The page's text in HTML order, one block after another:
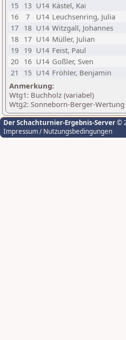
15 13 U14 Kästel, Kai
16
7 U14 Leuchsenring, Julia
17 18 U14 Witzgall, Johannes
18 17 U14 Müller, Julian
19 19 U14 Feist, Paul
20 16 U14 Goßler, Sven
21
15 U14 Fröhler, Benjamin
Anmerkung:
Wtg1: Buchholz (variabel)
Wtg2: Sonneborn-Berger-
Der Schachturnier-Ergebnis-Server©
Impressum / Nutzungsbedingungen